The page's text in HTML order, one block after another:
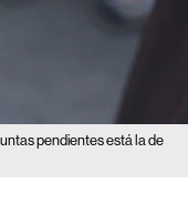
pendientes está la de